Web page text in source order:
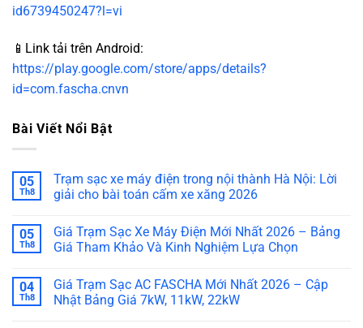
id6739450247?l=vi
📱Link tải trên Android:
https://play.google.com/store/apps/details?
id=com.fascha.cnvn
Bài Viết Nổi Bật
05
Th8
Trạm sạc xe máy điện trong nội thành Hà Nội: Lời
giải cho bài toán cấm xe xăng 2026
05
Th8
Giá Trạm Sạc Xe Máy Điện Mới Nhất 2026 – Bảng
Giá Tham Khảo Và Kinh Nghiệm Lựa Chọn
04
Th8
Giá Trạm Sạc AC FASCHA Mới Nhất 2026 – Cập
Nhật Bảng Giá 7kW, 11kW, 22kW